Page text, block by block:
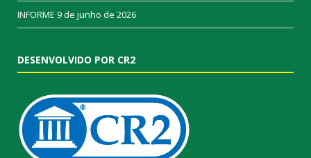
INFORME 9 de junho de 2026
DESENVOLVIDO POR CR2